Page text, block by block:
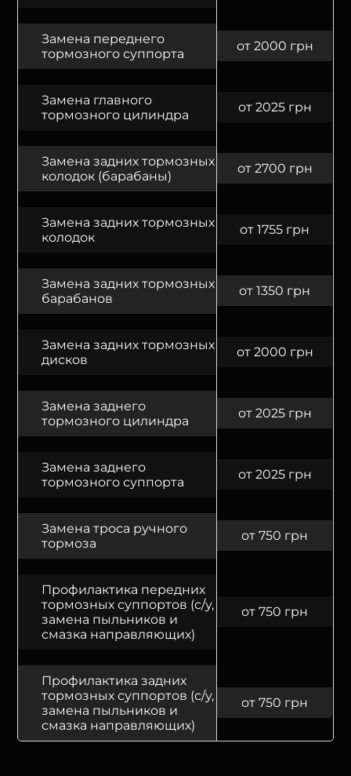
Замена переднего
тормозного суппорта
от 2000 грн
Замена главного
тормозного цилиндра
от 2025 грн
Замена задних тормозных
колодок (барабаны)
от 2700 грн
Замена задних тормозных
колодок
от 1755 грн
Замена задних тормозных
барабанов
от 1350 грн
Замена задних тормозных
дисков
от 2000 грн
Замена заднего
тормозного цилиндра
от 2025 грн
Замена заднего
тормозного суппорта
от 2025 грн
Замена троса ручного
тормоза
от 750 грн
Профилактика передних
тормозных суппортов (с/у,
замена пыльников и
смазка направляющих)
от 750 грн
Профилактика задних
тормозных суппортов (с/у,
замена пыльников и
смазка направляющих)
от 750 грн